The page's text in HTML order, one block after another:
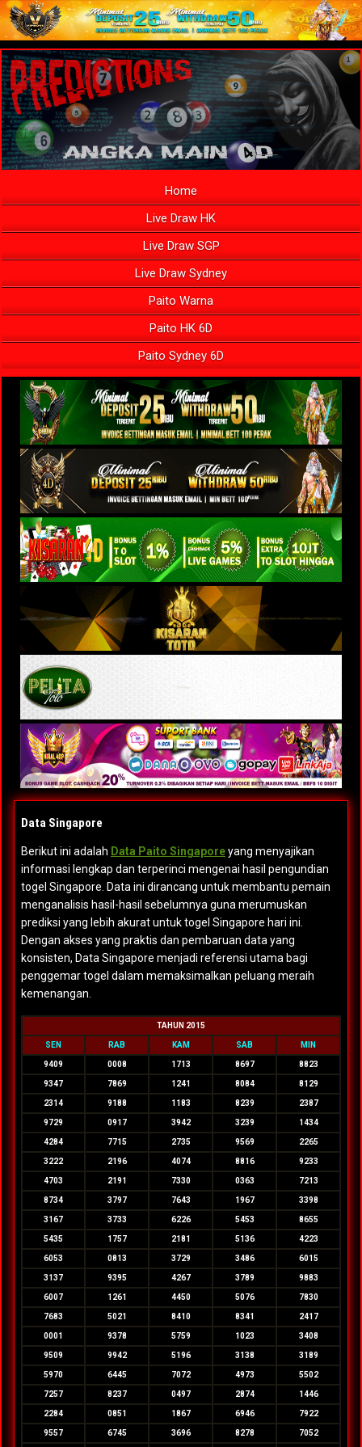
Home
Live Draw HK
Live Draw SGP
Live Draw Sydney
Paito Warna
Paito HK 6D
Paito Sydney 6D
Data Singapore
Berikut ini adalah Data Paito Singaporeyang menyajikan
informasi lengkap dan terperinci mengenai hasil pengundian
togel Singapore. Data ini dirancang untuk membantu pemain
menganalisis hasil-hasil sebelumnya guna merumuskan
prediksi yang lebih akurat untuk togel Singapore hari ini.
Dengan akses yang praktis dan pembaruan data yang
konsisten, Data Singapore menjadi referensi utama bagi
penggemar togel dalam memaksimalkan peluang meraih
kemenangan.
TAHUN 2015
SEN RAB KAM SAB MIN
9409 0008 1713 8697 8823
9347 7869 1241 8084 8129
2314 9188 1183 8239 2387
9729 0917 3942 3239 1434
4284 7715 2735 9569 2265
3222 2196 4074 8816 9233
4703 2191 7330 0363 7213
8734 3797 7643 1967 3398
3167 3733 6226 5453 8655
5435 1757 2181 5136 4223
6053 0813 3729 3486 6015
3137 9395 4267 3789 9883
6007 1261 4450 5076 7830
7683 5021 8410 8341 2417
0001 9378 5759 1023 3408
9509 9942 5196 3138 3189
5970 6445 7072 4973 5502
7257 8237 0497 2874 1446
2284 0851 1867 6946 7922
9557 6745 3696 8278 7052